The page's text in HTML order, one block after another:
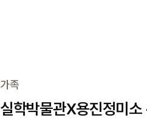
가족
실학박물관X용진정미